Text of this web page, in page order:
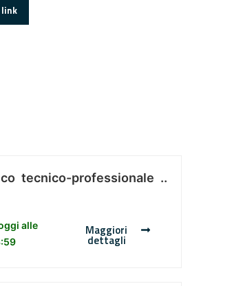
link
tecnico-professionale ..
alle
Maggiori
dettagli